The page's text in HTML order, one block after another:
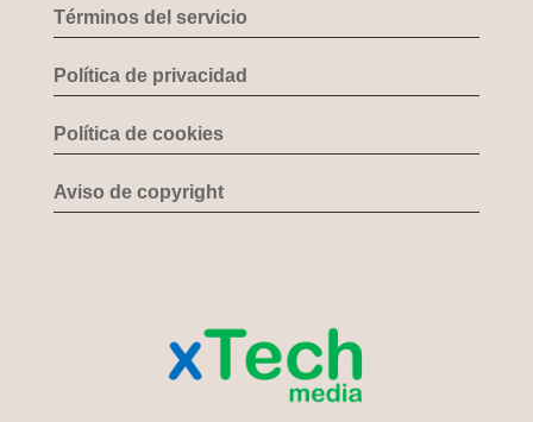
Términos del servicio
Política de privacidad
Política de cookies
Aviso de copyright